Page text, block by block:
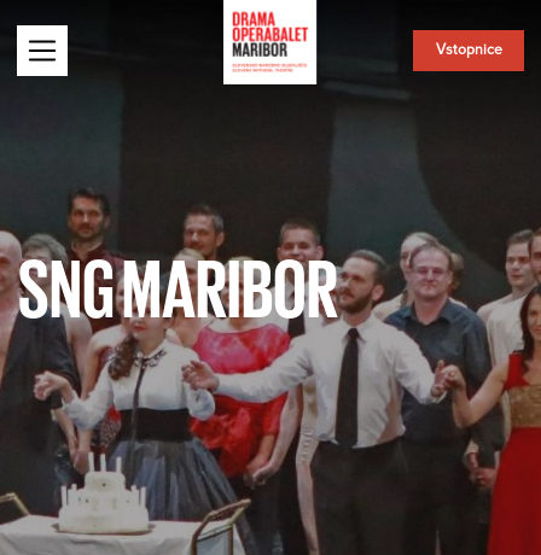
Vstopnice
SNG MARIBOR